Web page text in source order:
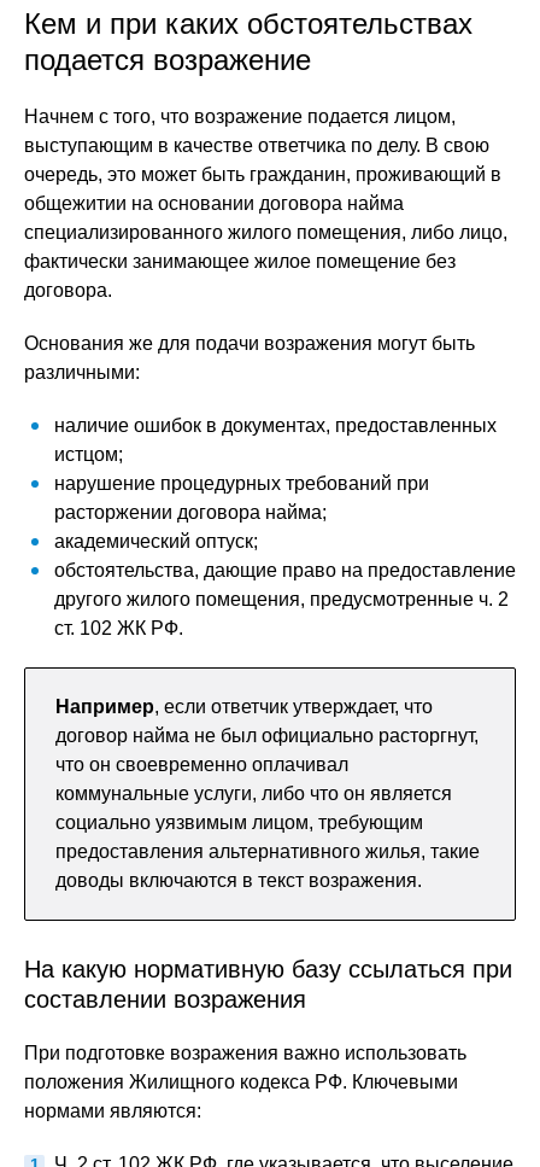
Кем и при каких обстоятельствах
подается возражение
Начнем с того, что возражение подается лицом,
выступающим в качестве ответчика по делу. В свою
очередь, это может быть гражданин, проживающий в
общежитии на основании договора найма
специализированного жилого помещения, либо лицо,
фактически занимающее жилое помещение без
договора.
Основания же для подачи возражения могут быть
различными:
наличие ошибок в документах, предоставленных
истцом;
нарушение процедурных требований при
расторжении договора найма;
академический оптуск;
обстоятельства, дающие право на предоставление
другого жилого помещения, предусмотренные ч. 2
ст. 102 ЖК РФ.
Например, если ответчик утверждает, что
договор найма не был официально расторгнут,
что он своевременно оплачивал
коммунальные услуги, либо что он является
социально уязвимым лицом, требующим
предоставления альтернативного жилья, такие
доводы включаются в текст возражения.
На какую нормативную базу ссылаться при
составлении возражения
При подготовке возражения важно использовать
положения Жилищного кодекса РФ. Ключевыми
нормами являются: